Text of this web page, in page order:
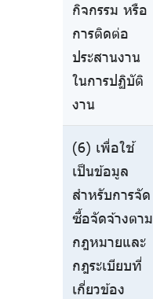
กิจกรรม หรือ
การติดต่อ
ประสานงาน
ในการปฏิบัติ
งาน
(6) เพื่อใช้
เป็นข้อมูล
สำหรับการจัด
ซื้อจัดจ้างตาม
กฎหมายและ
กฎระเบียบที่
เกี่ยวข้อง